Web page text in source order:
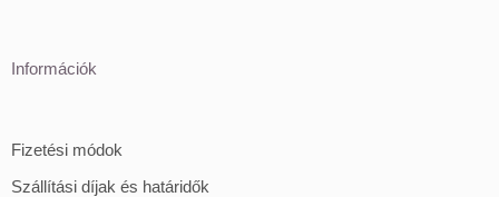
Információk
Fizetési módok
Szállítási díjak és határidők